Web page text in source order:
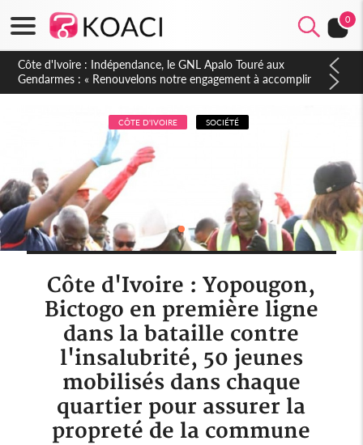
0
Sierra Leone : Un projet de réforme constitutionnelle en
gestation, points clés des amendements, un exclu d'avance
CÔTE D'IVOIRE SOCIÉTÉ
Côte d'Ivoire : Yopougon,
Bictogo en première ligne
dans la bataille contre
l'insalubrité, 50 jeunes
mobilisés dans chaque
quartier pour assurer la
propreté de la commune